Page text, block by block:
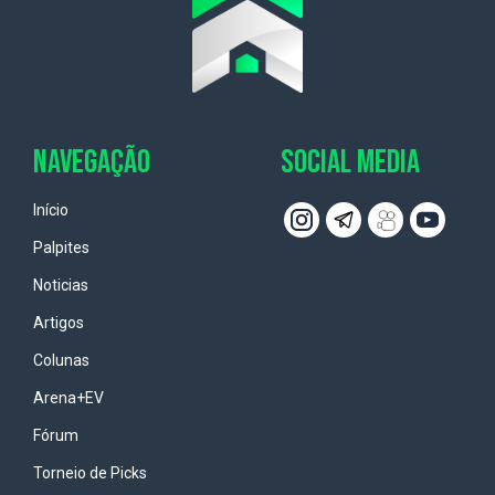
NAVEGAÇÃO
Início
Palpites
Noticias
Artigos
Colunas
Arena+EV
Fórum
Torneio de Picks
SOCIAL MEDIA